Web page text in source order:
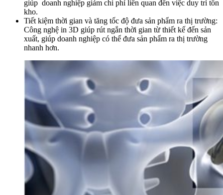
giúp doanh nghiệp giảm chi phí liên quan đến việc duy trì tồn
kho.
Tiết kiệm thời gian và tăng tốc độ đưa sản phẩm ra thị trường:
Công nghệ in 3D giúp rút ngắn thời gian từ thiết kế đến sản
xuất, giúp doanh nghiệp có thể đưa sản phẩm ra thị trường
nhanh hơn.